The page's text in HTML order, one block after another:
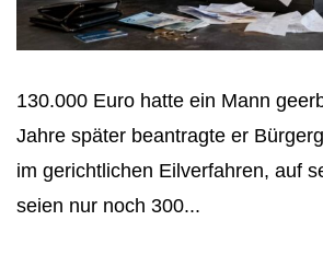
130.000 Euro hatte ein Mann
Jahre später beantragte er
im gerichtlichen Eilverfahren, auf
seien nur noch 300...